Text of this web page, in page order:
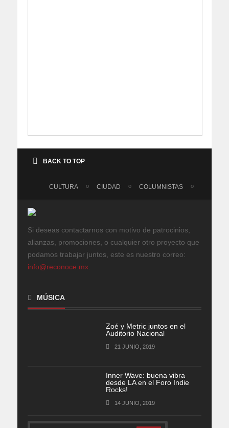
BACK TO TOP
CULTURA CIUDAD COLUMNISTAS
Si deseas contactarnos con motivo de patrocinios,
alianzas, promociones, o cualquier otro proyecto que
podamos trabajar juntos, este es nuestro correo:
info@reconoce.mx
MÚSICA
Zoé y Metric juntos en el
Auditorio Nacional
21 JUNIO, 2019
Inner Wave: buena vibra
desde LA en el Foro Indie
Rocks!
14 JUNIO, 2019